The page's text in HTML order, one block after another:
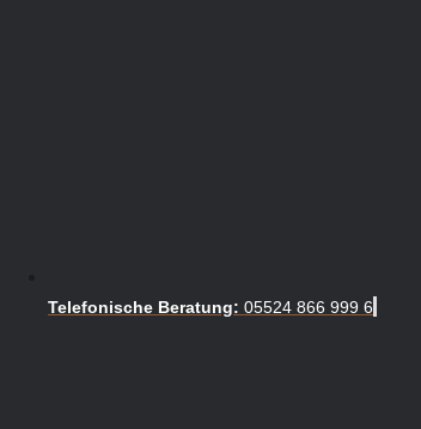
Telefonische Beratung: 05524 866 999 6